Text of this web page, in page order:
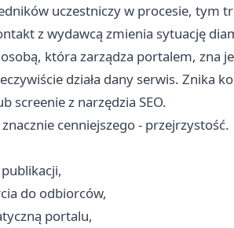
uczestniczy w procesie, tym
z wydawcą zmienia sytuację
która zarządza portalem, zna
działa dany serwis. Znika
screenie z narzędzia SEO.
cenniejszego - przejrzystość.
do odbiorców,
portalu,